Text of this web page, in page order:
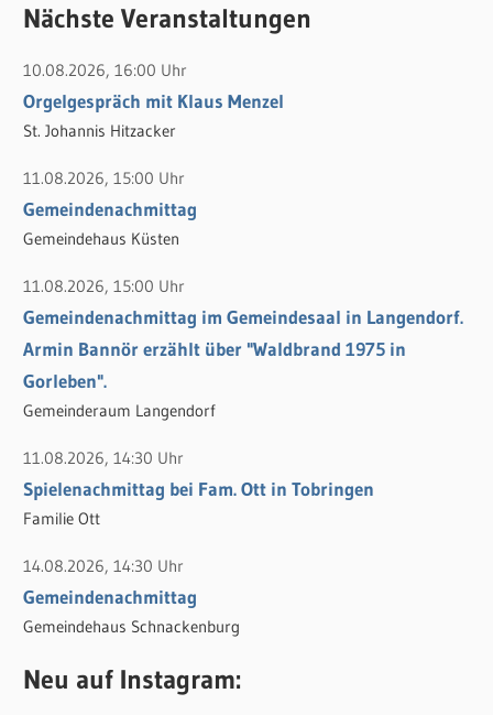
h
n
n
a
c
h
:
Nächste Veranstaltungen
10.08.2026, 16:00 Uhr
Orgelgespräch mit Klaus Menzel
St. Johannis Hitzacker
11.08.2026, 15:00 Uhr
Gemeindenachmittag
Gemeindehaus Küsten
11.08.2026, 15:00 Uhr
Gemeindenachmittag im Gemeindesaal in Langendorf.
Armin Bannör erzählt über "Waldbrand 1975 in
Gorleben".
Gemeinderaum Langendorf
11.08.2026, 14:30 Uhr
Spielenachmittag bei Fam. Ott in Tobringen
Familie Ott
14.08.2026, 14:30 Uhr
Gemeindenachmittag
Gemeindehaus Schnackenburg
Neu auf Instagram: